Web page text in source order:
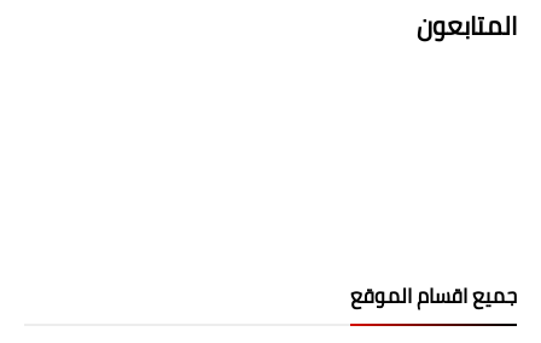
المتابعون
جميع اقسام الموقع